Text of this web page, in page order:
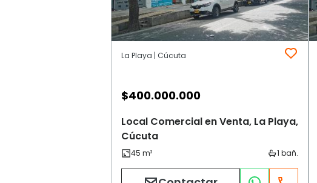
La Playa | Cúcuta
$400.000.000
Local Comercial en Venta, La Playa,
Cúcuta